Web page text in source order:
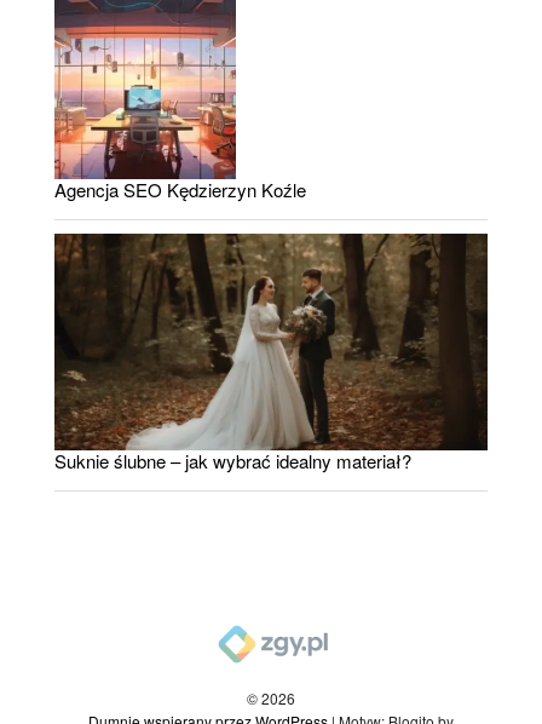
Agencja SEO Kędzierzyn Koźle
Suknie ślubne – jak wybrać idealny materiał?
© 2026